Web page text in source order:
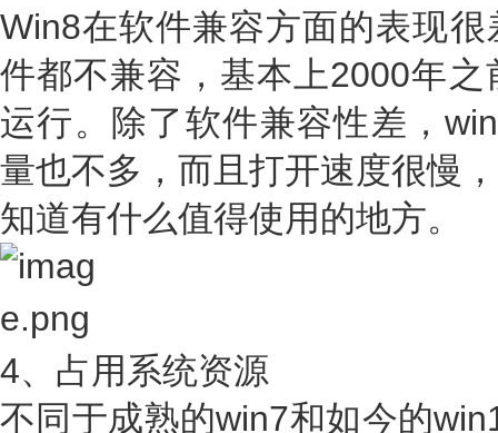
Win8在软件兼容方面的表现
件都不兼容，基本上2000年
运行。除了软件兼容性差，
量也不多，而且打开速度很慢
知道有什么值得使用的地方。
4、占用系统资源
不同于成熟的win7和如今的